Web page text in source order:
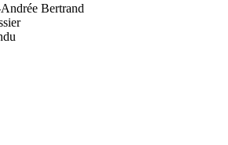
Bertrand